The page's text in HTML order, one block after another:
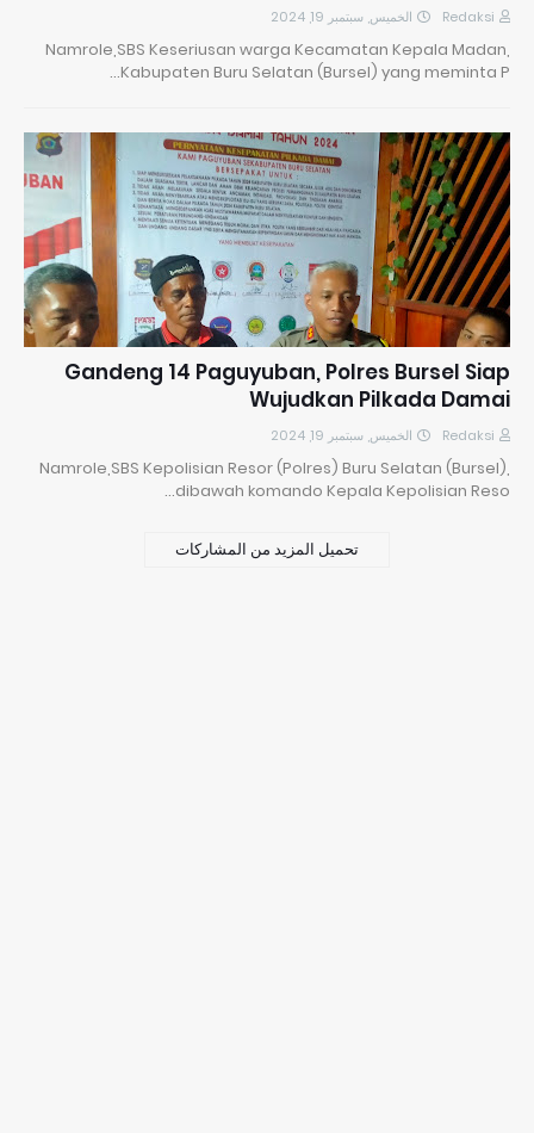
Redaksi الخميس, سبتمبر 19, 2024
Namrole,SBS Keseriusan warga Kecamatan Kepala Madan,
Kabupaten Buru Selatan (Bursel) yang meminta P…
Gandeng 14 Paguyuban, Polres Bursel Siap
Wujudkan Pilkada Damai
Redaksi الخميس, سبتمبر 19, 2024
Namrole,SBS Kepolisian Resor (Polres) Buru Selatan (Bursel),
dibawah komando Kepala Kepolisian Reso…
تحميل المزيد من المشاركات